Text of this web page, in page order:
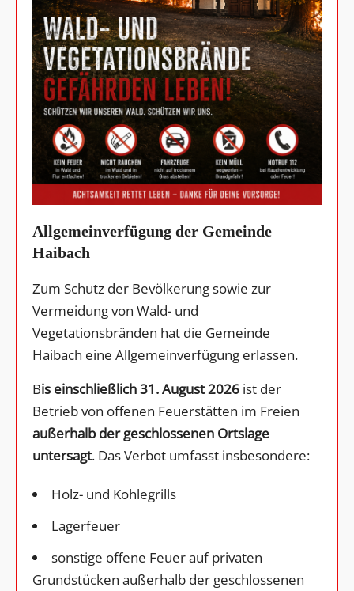
Allgemeinverfügung der Gemeinde
Haibach
Zum Schutz der Bevölkerung sowie zur
Vermeidung von Wald- und
Vegetationsbränden hat die Gemeinde
Haibach eine Allgemeinverfügung erlassen.
Bis einschließlich 31. August 2026 ist der
Betrieb von offenen Feuerstätten im Freien
außerhalb der geschlossenen Ortslage
untersagt. Das Verbot umfasst insbesondere:
Holz- und Kohlegrills
Lagerfeuer
sonstige offene Feuer auf privaten
Grundstücken außerhalb der geschlossenen